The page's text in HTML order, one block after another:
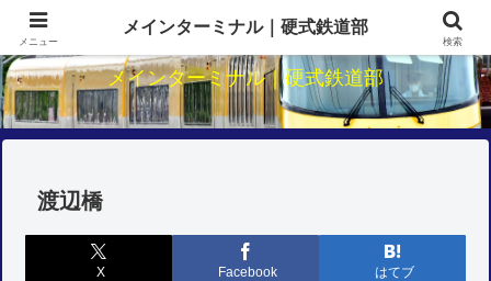
関西鉄道のダイヤ・駅・路線研究
メインターミナル｜硬式鉄道部
渡辺橋
X Facebook はてブ
メニュー
メインターミナル｜硬式鉄道部
検索